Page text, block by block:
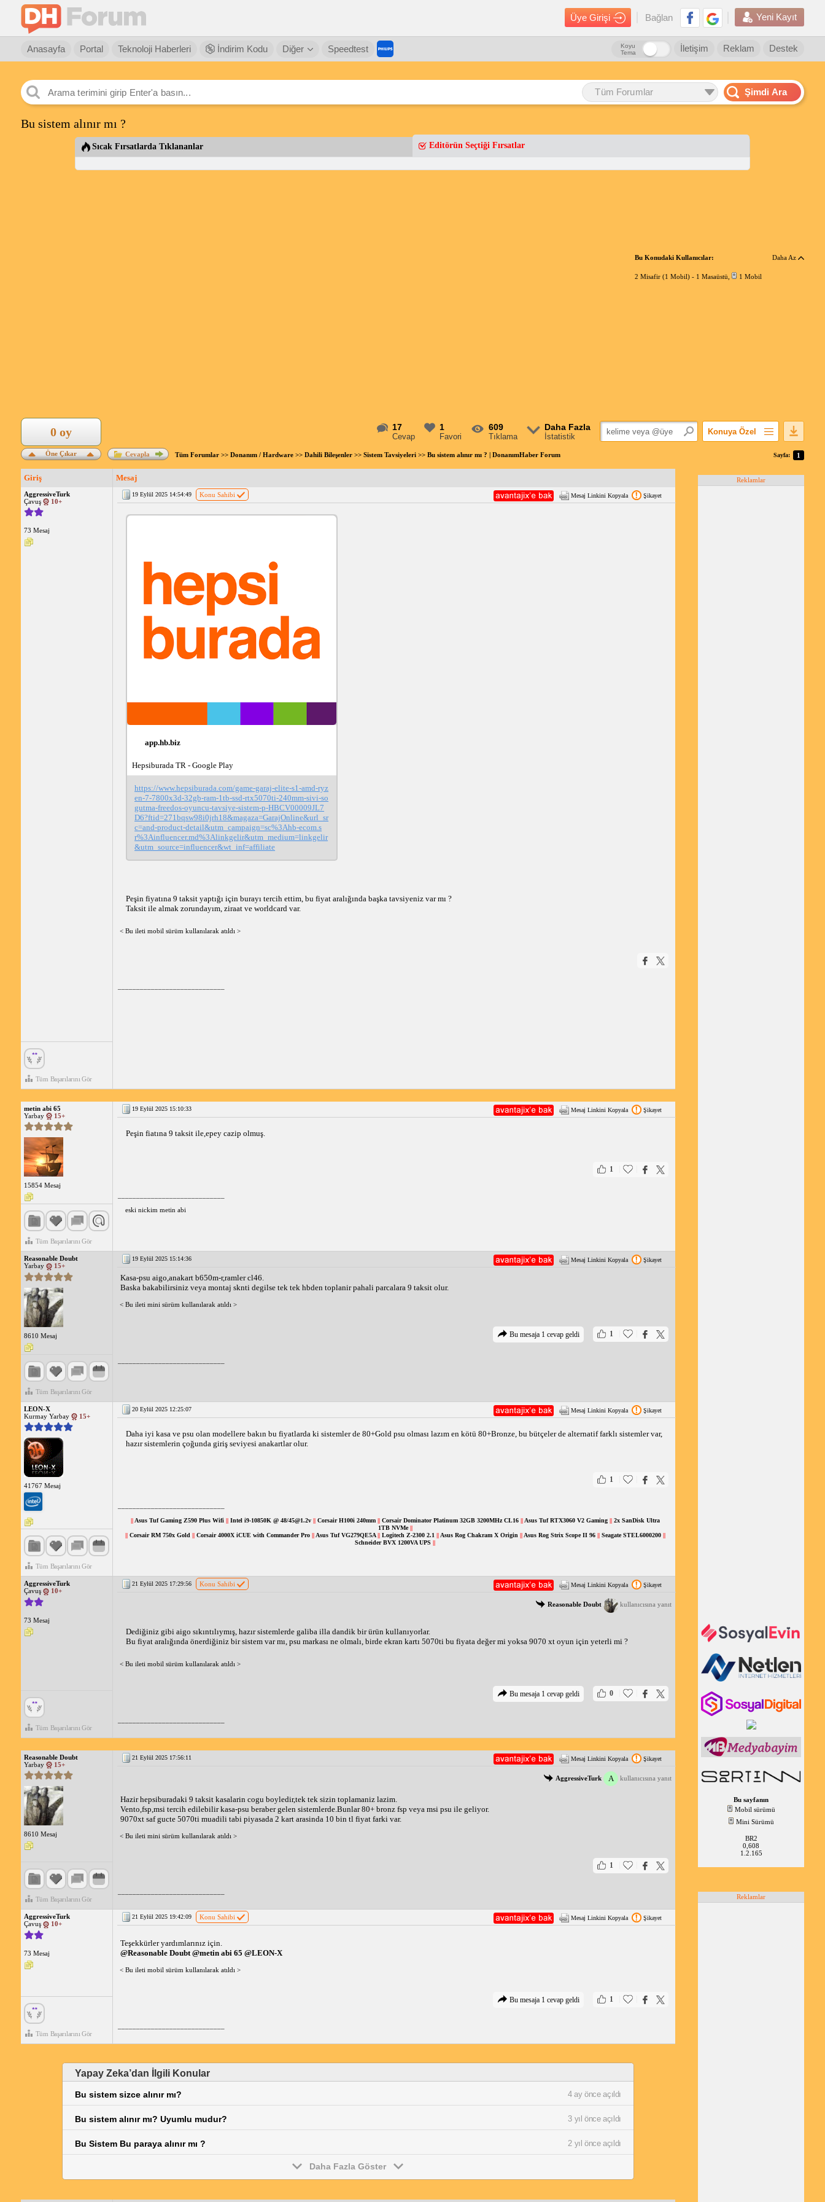
Üye Girişi Bağlan Yeni Kayıt
Anasayfa Portal Teknoloji Haberleri İndirim Kodu Diğer Speedtest Destek
Reklam
İletişim
Koyu
Tema
Tüm Forumlar Şimdi Ara
Bu sistem alınır mı ?
Sıcak Fırsatlarda Tıklananlar Editörün Seçtiği Fırsatlar
Bu Konudaki Kullanıcılar: Daha Az
2 Misafir (1 Mobil) - 1 Masaüstü 1 Mobil
17
Cevap
1
Favori
609
Tıklama
Daha Fazla
İstatistik
Konuya Özel
Popüler Mesajlar
Öne Çıkar
0 oy
Cevapla Tüm Forumlar>> Donanım / Hardware>> Dahili Bileşenler>> Sistem Tavsiyeleri>> Bu sistem alınır mı ? | DonanımHaber Forum Sayfa: 1
Giriş Mesaj
AggressiveTurk
Çavuş
10+
73 Mesaj
Tüm Başarılarını Gör
19 Eylül 2025 14:54:49 Konu Sahibi Mesaj Linkini Kopyala Şikayet
app.hb.biz
Hepsiburada TR - Google Play
https://www.hepsiburada.com/game-garaj-elite-s1-amd-ryz
en-7-7800x3d-32gb-ram-1tb-ssd-rtx5070ti-240mm-sivi-so
gutma-freedos-oyuncu-tavsiye-sistem-p-HBCV00009JL7
D6?ftid=271bqsw98i0jrh18&magaza=GarajOnline&url_sr
c=and-product-detail&utm_campaign=sc%3Ahb-ecom.s
r%3Ainfluencer.md%3Alinkgelir&utm_medium=linkgelir
&utm_source=influencer&wt_inf=affiliate
Peşin fiyatına 9 taksit yaptığı için burayı tercih ettim, bu fiyat aralığında başka tavsiyeniz var mı ?
Taksit ile almak zorundayım, ziraat ve worldcard var.
< Bu ileti mobil sürüm kullanılarak atıldı >
metin abi 65
Yarbay
15+
15854 Mesaj
Tüm Başarılarını Gör
19 Eylül 2025 15:10:33 Mesaj Linkini Kopyala Şikayet
Peşin fiatına 9 taksit ile,epey cazip olmuş.
1
eski nickim metin abi
Reasonable Doubt
Yarbay
15+
8610 Mesaj
Tüm Başarılarını Gör
19 Eylül 2025 15:14:36 Mesaj Linkini Kopyala Şikayet
Kasa-psu aigo,anakart b650m-r,ramler cl46.
Baska bakabilirsiniz veya montaj sknti degilse tek tek hbden toplanir pahali parcalara 9 taksit olur.
< Bu ileti mini sürüm kullanılarak atıldı >
1
Bu mesaja 1 cevap geldi
LEON-X
Kurmay Yarbay
15+
41767 Mesaj
Tüm Başarılarını Gör
20 Eylül 2025 12:25:07 Mesaj Linkini Kopyala Şikayet
Daha iyi kasa ve psu olan modellere bakın bu fiyatlarda ki sistemler de 80+Gold psu olması lazım en kötü 80+Bronze, bu bütçeler de alternatif farklı sistemler var,
hazır sistemlerin çoğunda giriş seviyesi anakartlar olur.
1
||Asus Tuf Gaming Z590 Plus Wifi ||Intel i9-10850K @ 48/45@1.2v ||Corsair H100i 240mm ||Corsair Dominator Platinum 32GB 3200MHz CL16 ||Asus Tuf RTX3060 V2 Gaming ||2x SanDisk Ultra
1TB NVMe||
|| Corsair RM 750x Gold ||Corsair 4000X iCUE with Commander Pro ||Asus Tuf VG279QE5A||Logitech Z-2300 2.1 ||Asus Rog Chakram X Origin ||Asus Rog Strix Scope II 96 ||Seagate STEL6000200 ||
Schneider BVX 1200VA UPS ||
AggressiveTurk
Çavuş
10+
73 Mesaj
Tüm Başarılarını Gör
21 Eylül 2025 17:29:56 Konu Sahibi Mesaj Linkini Kopyala Şikayet
Reasonable Doubt kullanıcısına yanıt
Dediğiniz gibi aigo sıkıntılıymış, hazır sistemlerde galiba illa dandik bir ürün kullanıyorlar.
Bu fiyat aralığında önerdiğiniz bir sistem var mı, psu markası ne olmalı, birde ekran kartı 5070ti bu fiyata değer mi yoksa 9070 xt oyun için yeterli mi ?
< Bu ileti mobil sürüm kullanılarak atıldı >
0
Bu mesaja 1 cevap geldi
Reasonable Doubt
Yarbay
15+
8610 Mesaj
Tüm Başarılarını Gör
21 Eylül 2025 17:56:11 Mesaj Linkini Kopyala Şikayet
AggressiveTurk A kullanıcısına yanıt
Hazir hepsiburadaki 9 taksit kasalarin cogu boyledir,tek tek sizin toplamaniz lazim.
Vento,fsp,msi tercih edilebilir kasa-psu beraber gelen sistemlerde.Bunlar 80+ bronz fsp veya msi psu ile geliyor.
9070xt saf gucte 5070ti muadili tabi piyasada 2 kart arasinda 10 bin tl fiyat farki var.
< Bu ileti mini sürüm kullanılarak atıldı >
1
AggressiveTurk
Çavuş
10+
73 Mesaj
Tüm Başarılarını Gör
21 Eylül 2025 19:42:09 Konu Sahibi Mesaj Linkini Kopyala Şikayet
Teşekkürler yardımlarınız için.
@Reasonable Doubt @metin abi 65 @LEON-X
< Bu ileti mobil sürüm kullanılarak atıldı >
1
Bu mesaja 1 cevap geldi
Yapay Zeka’dan İlgili Konular
Bu sistem sizce alınır mı? 4 ay önce açıldı
Bu sistem alınır mı? Uyumlu mudur? 3 yıl önce açıldı
Bu Sistem Bu paraya alınır mı ? 2 yıl önce açıldı
Daha Fazla Göster
Reklamlar
Bu sayfanın
Mobil sürümü
Mini Sürümü
BR2
0,608
1.2.165
Reklamlar